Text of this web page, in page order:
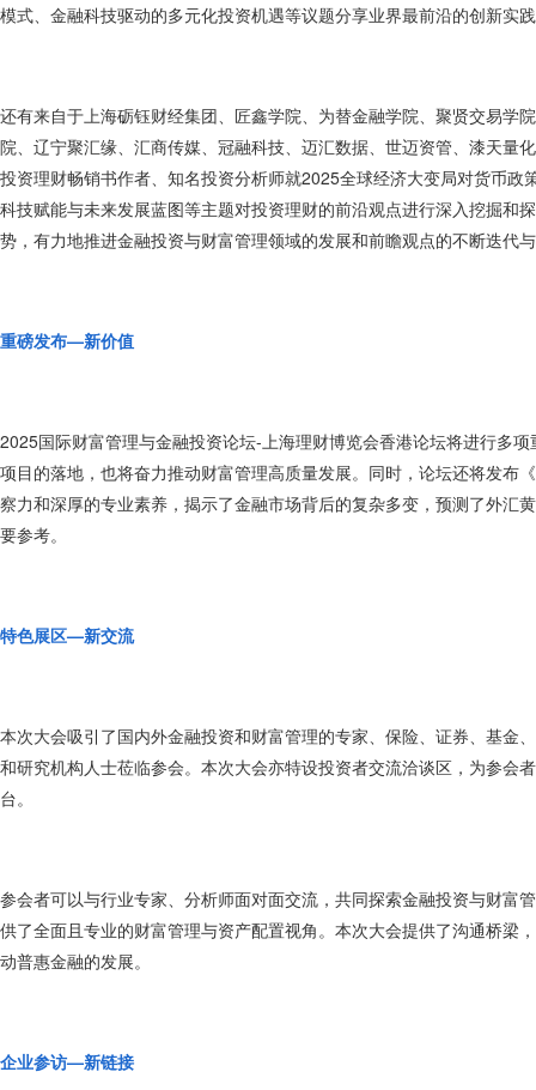
模式、金融科技驱动的多元化投资机遇等议题分享业界最前沿的创新实
还有来自于上海砺钰财经集团、匠鑫学院、为替金融学院、聚贤交易学
院、辽宁聚汇缘、汇商传媒、冠融科技、迈汇数据、世迈资管、漆天量
投资理财畅销书作者、知名投资分析师就2025全球经济大变局对货币
科技赋能与未来发展蓝图等主题对投资理财的前沿观点进行深入挖掘和
势，有力地推进金融投资与财富管理领域的发展和前瞻观点的不断迭代
重磅发布—新价值
2025国际财富管理与金融投资论坛-上海理财博览会香港论坛将进行多
项目的落地，也将奋力推动财富管理高质量发展。同时，论坛还将发布
察力和深厚的专业素养，揭示了金融市场背后的复杂多变，预测了外汇
要参考。
特色展区—新交流
本次大会吸引了国内外金融投资和财富管理的专家、保险、证券、基金
和研究机构人士莅临参会。本次大会亦特设投资者交流洽谈区，为参会
台。
参会者可以与行业专家、分析师面对面交流，共同探索金融投资与财富
供了全面且专业的财富管理与资产配置视角。本次大会提供了沟通桥梁
动普惠金融的发展。
企业参访—新链接